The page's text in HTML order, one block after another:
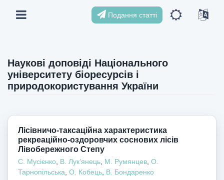
Подання статті
Наукові доповіді Національного
університету біоресурсів і
природокористування України
Лісівничо-таксаційна характеристика
рекреаційно-оздоровчих соснових лісів
Лівобережного Степу
С. Мусієнко В. Лук’янець М. Румянцев О.
Тарнопільська О. Кобець В. Бондаренко